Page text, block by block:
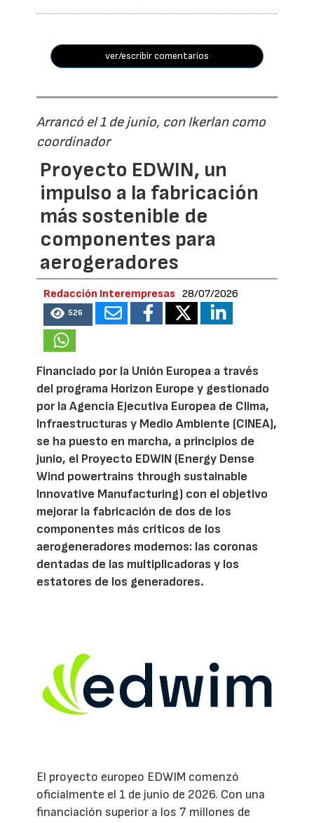
ver/escribir comentarios
Arrancó el 1 de junio, con Ikerlan como
coordinador
Proyecto EDWIN, un
impulso a la fabricación
más sostenible de
componentes para
aerogeradores
Redacción Interempresas 28/07/2026
526
Financiado por la Unión Europea a través
del programa Horizon Europe y gestionado
por la Agencia Ejecutiva Europea de Clima,
Infraestructuras y Medio Ambiente (CINEA),
se ha puesto en marcha, a principios de
junio, el Proyecto EDWIN (Energy Dense
Wind powertrains through sustainable
Innovative Manufacturing) con el objetivo
mejorar la fabricación de dos de los
componentes más críticos de los
aerogeneradores modernos: las coronas
dentadas de las multiplicadoras y los
estatores de los generadores.
El proyecto europeo EDWIM comenzó
oficialmente el 1 de junio de 2026. Con una
financiación superior a los 7 millones de